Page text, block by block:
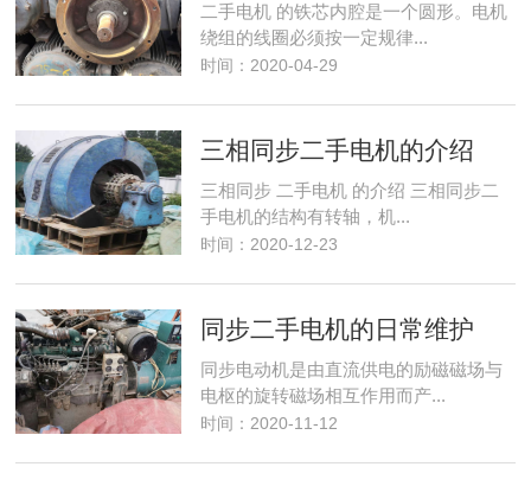
二手电机 的铁芯内腔是一个圆形。电机
绕组的线圈必须按一定规律...
时间：2020-04-29
三相同步二手电机的介绍
三相同步 二手电机 的介绍 三相同步二
手电机的结构有转轴，机...
时间：2020-12-23
同步二手电机的日常维护
同步电动机是由直流供电的励磁磁场与
电枢的旋转磁场相互作用而产...
时间：2020-11-12